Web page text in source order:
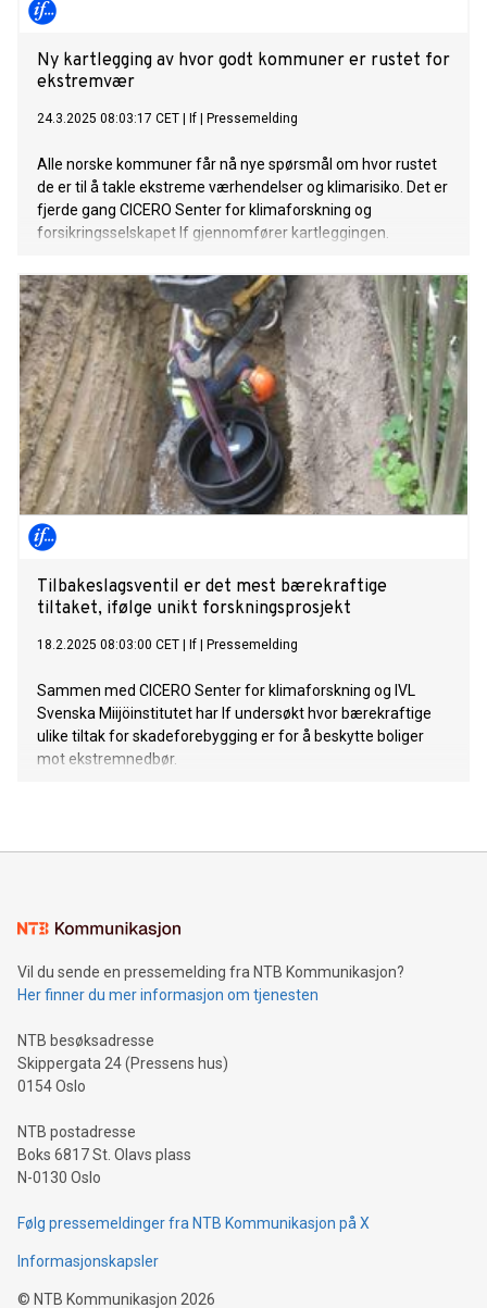
Ny kartlegging av hvor godt kommuner er rustet for
ekstremvær
24.3.2025 08:03:17 CET If Pressemelding
Alle norske kommuner får nå nye spørsmål om hvor rustet
de er til å takle ekstreme værhendelser og klimarisiko. Det er
fjerde gang CICERO Senter for klimaforskning og
forsikringsselskapet If gjennomfører kartleggingen.
Tilbakeslagsventil er det mest bærekraftige
tiltaket, ifølge unikt forskningsprosjekt
18.2.2025 08:03:00 CET If Pressemelding
Sammen med CICERO Senter for klimaforskning og IVL
Svenska Miijöinstitutet har If undersøkt hvor bærekraftige
ulike tiltak for skadeforebygging er for å beskytte boliger
mot ekstremnedbør.
Vil du sende en pressemelding fra NTB Kommunikasjon?
Her finner du mer informasjon om tjenesten
NTB besøksadresse
Skippergata 24 (Pressens hus)
0154 Oslo
NTB postadresse
Boks 6817 St. Olavs plass
N-0130 Oslo
Følg pressemeldinger fra NTB Kommunikasjon på X
Informasjonskapsler
© NTB Kommunikasjon 2026